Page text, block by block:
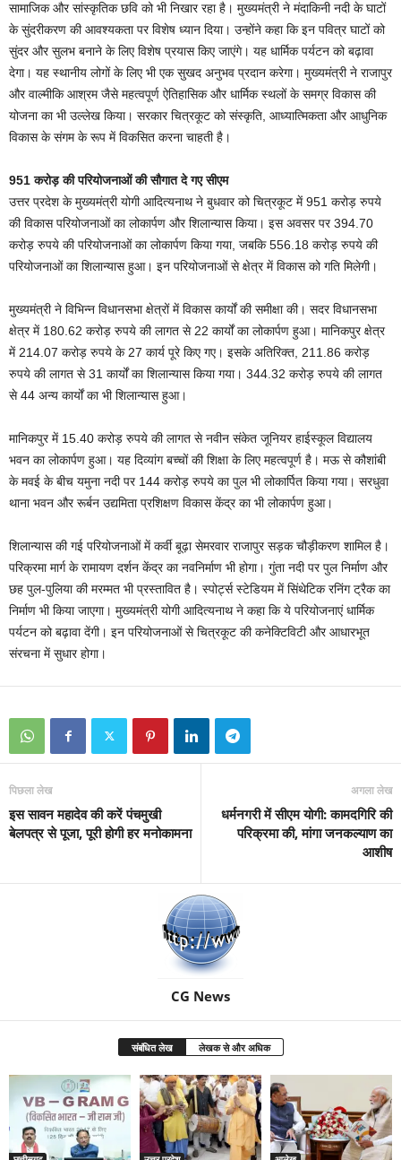
सामाजिक और सांस्कृतिक छवि को भी निखार रहा है। मुख्यमंत्री ने मंदाकिनी नदी के घाटों
के सुंदरीकरण की आवश्यकता पर विशेष ध्यान दिया। उन्होंने कहा कि इन पवित्र घाटों को
सुंदर और सुलभ बनाने के लिए विशेष प्रयास किए जाएंगे। यह धार्मिक पर्यटन को बढ़ावा
देगा। यह स्थानीय लोगों के लिए भी एक सुखद अनुभव प्रदान करेगा। मुख्यमंत्री ने राजापुर
और वाल्मीकि आश्रम जैसे महत्वपूर्ण ऐतिहासिक और धार्मिक स्थलों के समग्र विकास की
योजना का भी उल्लेख किया। सरकार चित्रकूट को संस्कृति, आध्यात्मिकता और आधुनिक
विकास के संगम के रूप में विकसित करना चाहती है।
951 करोड़ की परियोजनाओं की सौगात दे गए सीएम
उत्तर प्रदेश के मुख्यमंत्री योगी आदित्यनाथ ने बुधवार को चित्रकूट में 951 करोड़ रुपये
की विकास परियोजनाओं का लोकार्पण और शिलान्यास किया। इस अवसर पर 394.70
करोड़ रुपये की परियोजनाओं का लोकार्पण किया गया, जबकि 556.18 करोड़ रुपये की
परियोजनाओं का शिलान्यास हुआ। इन परियोजनाओं से क्षेत्र में विकास को गति मिलेगी।
मुख्यमंत्री ने विभिन्न विधानसभा क्षेत्रों में विकास कार्यों की समीक्षा की। सदर विधानसभा
क्षेत्र में 180.62 करोड़ रुपये की लागत से 22 कार्यों का लोकार्पण हुआ। मानिकपुर क्षेत्र
में 214.07 करोड़ रुपये के 27 कार्य पूरे किए गए। इसके अतिरिक्त, 211.86 करोड़
रुपये की लागत से 31 कार्यों का शिलान्यास किया गया। 344.32 करोड़ रुपये की लागत
से 44 अन्य कार्यों का भी शिलान्यास हुआ।
मानिकपुर में 15.40 करोड़ रुपये की लागत से नवीन संकेत जूनियर हाईस्कूल विद्यालय
भवन का लोकार्पण हुआ। यह दिव्यांग बच्चों की शिक्षा के लिए महत्वपूर्ण है। मऊ से कौशांबी
के मवई के बीच यमुना नदी पर 144 करोड़ रुपये का पुल भी लोकार्पित किया गया। सरधुवा
थाना भवन और रूर्बन उद्यमिता प्रशिक्षण विकास केंद्र का भी लोकार्पण हुआ।
शिलान्यास की गई परियोजनाओं में कर्वी बूढ़ा सेमरवार राजापुर सड़क चौड़ीकरण शामिल है।
परिक्रमा मार्ग के रामायण दर्शन केंद्र का नवनिर्माण भी होगा। गुंता नदी पर पुल निर्माण और
छह पुल-पुलिया की मरम्मत भी प्रस्तावित है। स्पोर्ट्स स्टेडियम में सिंथेटिक रनिंग ट्रैक का
निर्माण भी किया जाएगा। मुख्यमंत्री योगी आदित्यनाथ ने कहा कि ये परियोजनाएं धार्मिक
पर्यटन को बढ़ावा देंगी। इन परियोजनाओं से चित्रकूट की कनेक्टिविटी और आधारभूत
संरचना में सुधार होगा।
पिछला लेख
इस सावन महादेव की करें पंचमुखी
बेलपत्र से पूजा, पूरी होगी हर मनोकामना
अगला लेख
धर्मनगरी में सीएम योगी: कामदगिरि की
परिक्रमा की, मांगा जनकल्याण का
आशीष
CG News
संबंधित लेख लेखक से और अधिक